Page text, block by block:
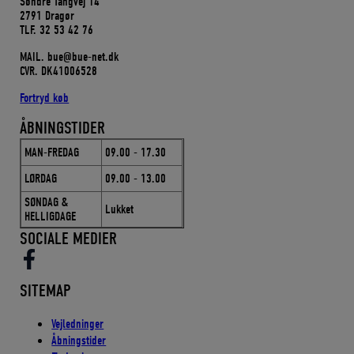
2791 Dragør
TLF. 32 53 42 76
MAIL. bue@bue-net.dk
CVR. DK41006528
Fortryd køb
ÅBNINGSTIDER
MAN-FREDAG
09.00 - 17.30
LØRDAG
09.00 - 13.00
SØNDAG &
HELLIGDAGE
Lukket
SOCIALE MEDIER
SITEMAP
Vejledninger
Åbningstider